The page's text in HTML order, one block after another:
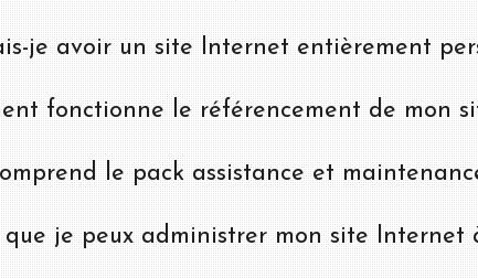
je avoir un site Internet entièrement
fonctionne le référencement de mon
le pack assistance et
que je peux administrer mon site Internet